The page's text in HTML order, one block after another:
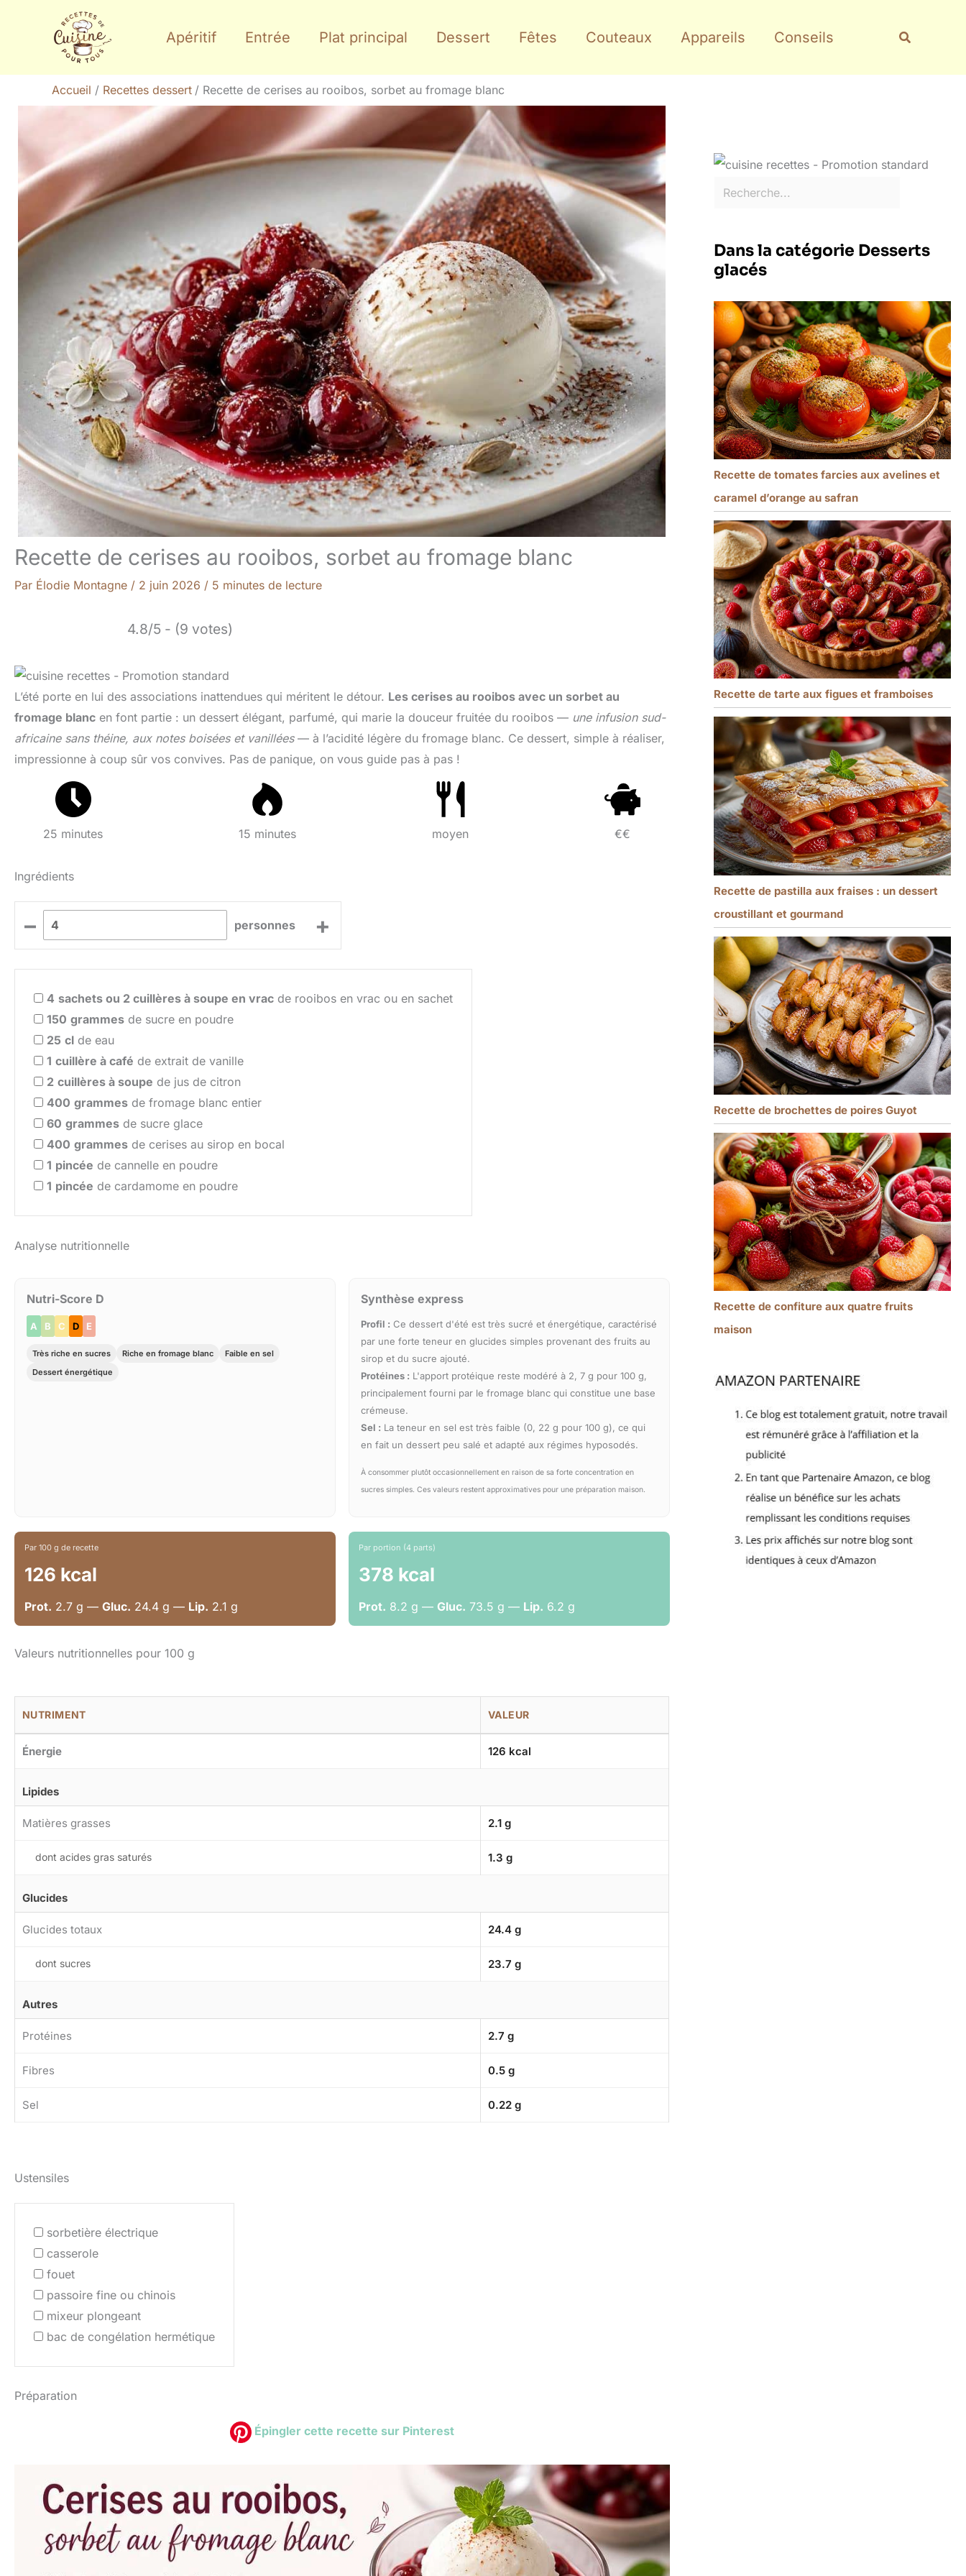
Apéritif Entrée Plat principal Dessert Fêtes Couteaux Appareils Conseils
Accueil Recettes dessert Recette de cerises au rooibos, sorbet au fromage blanc
Recette de cerises au rooibos, sorbet au fromage blanc
Par Élodie Montagne / 2 juin 2026 / 5 minutes de lecture
4.8/5 - (9 votes)
L’été porte en lui des associations inattendues qui méritent le détour. Les cerises au rooibos avec un sorbet au
fromage blanc en font partie : un dessert élégant, parfumé, qui marie la douceur fruitée du rooibos — une infusion sud-
africaine sans théine, aux notes boisées et vanillées— à l’acidité légère du fromage blanc. Ce dessert, simple à réaliser,
impressionne à coup sûr vos convives. Pas de panique, on vous guide pas à pas !
25 minutes 15 minutes moyen €€
Ingrédients
– personnes +
4 sachets ou 2 cuillères à soupe en vrac de rooibos en vrac ou en sachet
150 grammes de sucre en poudre
25 cl de eau
1 cuillère à café de extrait de vanille
2 cuillères à soupe de jus de citron
400 grammes de fromage blanc entier
60 grammes de sucre glace
400 grammes de cerises au sirop en bocal
1 pincée de cannelle en poudre
1 pincée de cardamome en poudre
Analyse nutritionnelle
Nutri-Score D
A B C D E
Très riche en sucres Riche en fromage blanc
Faible en sel
Dessert énergétique
Synthèse express
Profil : Ce dessert d'été est très sucré et énergétique, caractérisé
par une forte teneur en glucides simples provenant des fruits au
sirop et du sucre ajouté.
Protéines : L'apport protéique reste modéré à 2, 7 g pour 100 g,
principalement fourni par le fromage blanc qui constitue une base
crémeuse.
Sel : La teneur en sel est très faible (0, 22 g pour 100 g), ce qui
en fait un dessert peu salé et adapté aux régimes hyposodés.
À consommer plutôt occasionnellement en raison de sa forte concentration en
sucres simples. Ces valeurs restent approximatives pour une préparation maison.
Par 100 g de recette
126 kcal
Prot. 2.7 g — Gluc. 24.4 g — Lip. 2.1 g
Par portion (4 parts)
378 kcal
Prot. 8.2 g —Gluc. 73.5 g — Lip. 6.2 g
Valeurs nutritionnelles pour 100 g
NUTRIMENT VALEUR
Énergie 126 kcal
Lipides
Matières grasses 2.1 g
dont acides gras saturés 1.3 g
Glucides
Glucides totaux 24.4 g
dont sucres 23.7 g
Autres
Protéines 2.7 g
Fibres 0.5 g
Sel 0.22 g
Ustensiles
sorbetière électrique
casserole
fouet
passoire fine ou chinois
mixeur plongeant
bac de congélation hermétique
Préparation
Épingler cette recette sur Pinterest
Dans la catégorie Desserts
glacés
Recette de tomates farcies aux avelines et
caramel d’orange au safran
Recette de tarte aux figues et framboises
Recette de pastilla aux fraises : un dessert
croustillant et gourmand
Recette de brochettes de poires Guyot
Recette de confiture aux quatre fruits
maison